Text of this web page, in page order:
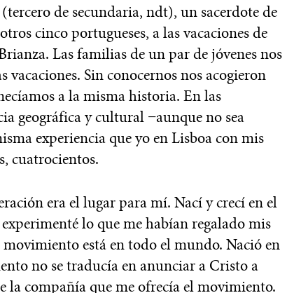
de secundaria, ndt), un sacerdote de
cinco portugueses, a las vacaciones de
Las familias de un par de jóvenes nos
vacaciones. Sin conocernos nos acogieron
a la misma historia. En las
geográfica y cultural −aunque no sea
experiencia que yo en Lisboa con mis
cuatrocientos.
era el lugar para mí. Nací y crecí en el
lo que me habían regalado mis
está en todo el mundo. Nació en
no se traducía en anunciar a Cristo a
compañía que me ofrecía el movimiento.